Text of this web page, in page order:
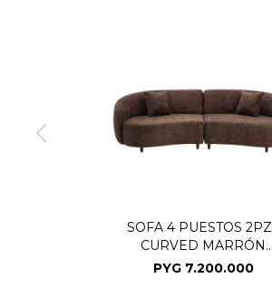
SOFA 4 PUESTOS
CURVED MARRÓN
400738 (CD)
PYG 7.200.000